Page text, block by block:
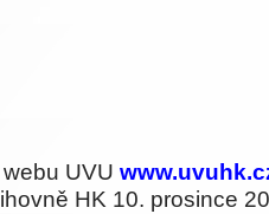
UVU
HK 10. prosince